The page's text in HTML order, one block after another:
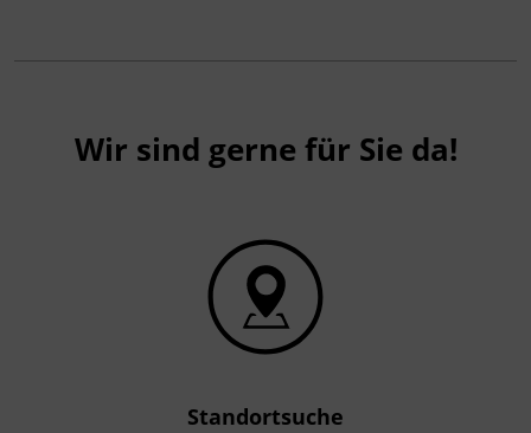
Tirol. Er richtet sich an alle Mitarbeitenden,
Wir sind gerne für Sie da!
Standortsuche